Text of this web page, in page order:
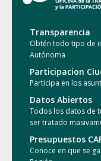
Transparencia
Obtén todo tipo de
Autónoma
Participacion
Participa en los
Datos Abiertos
Todos los datos de
ser tratado
Presupuestos
Conoce en que se